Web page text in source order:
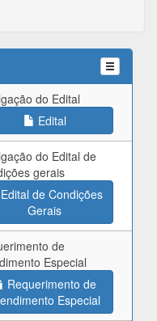
do Edital
Edital
do Edital de
gerais
Edital de Condições
Gerais
de
Especial
Requerimento de
Especial